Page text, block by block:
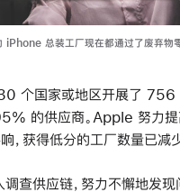
iPhone 总装工厂现在都通过了废弃物零
个国家或地区开展了 756
的供应商。Apple 努力提
，获得低分的工厂数量已减
查供应链，努力不懈地发现